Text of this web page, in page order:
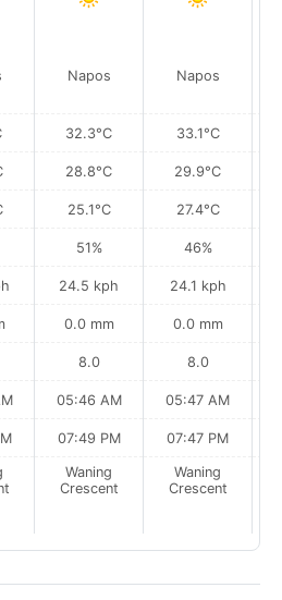
Napos
32.3°C
28.8°C
25.1°C
51%
24.5 kph
0.0 mm
8.0
05:46 AM
07:49 PM
Waning
Crescent
Napos
33.1°C
29.9°C
27.4°C
46%
24.1 kph
0.0 mm
8.0
05:47 AM
07:47 PM
Waning
Crescent